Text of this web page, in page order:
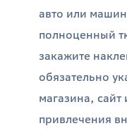
авто или
полноценный
закажите
обязательно
магазина, сайт
привлечения